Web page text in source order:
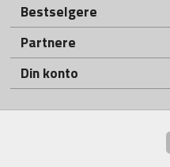
Bestselgere
Partnere
Din konto